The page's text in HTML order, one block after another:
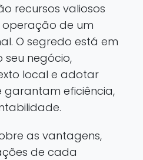
recursos valiosos
de um
O segredo está em
negócio,
local e adotar
eficiência,
as vantagens,
de cada